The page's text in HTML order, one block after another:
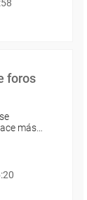
foros
más…